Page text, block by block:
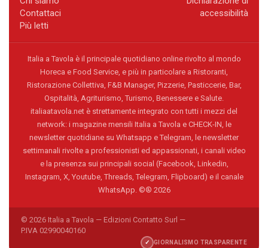
Contattaci
Più letti
accessibilità
Italia a Tavola è il principale quotidiano online rivolto al mondo
Horeca e Food Service, e più in particolare a Ristoranti,
Ristorazione Collettiva, F&B Manager, Pizzerie, Pasticcerie, Bar,
Ospitalità, Agriturismo, Turismo, Benessere e Salute.
italiaatavola.net è strettamente integrato con tutti i mezzi del
network: i magazine mensili Italia a Tavola e CHECK-IN, le
newsletter quotidiane su Whatsapp e Telegram, le newsletter
settimanali rivolte a professionisti ed appassionati, i canali video
e la presenza sui principali social (Facebook, Linkedin,
Instagram, X, Youtube, Threads, Telegram, Flipboard) e il canale
WhatsApp. ©® 2026
© 2026 Italia a Tavola — Edizioni Contatto Surl —
P.IVA 02990040160
✓ GIORNALISMO TRASPARENTE